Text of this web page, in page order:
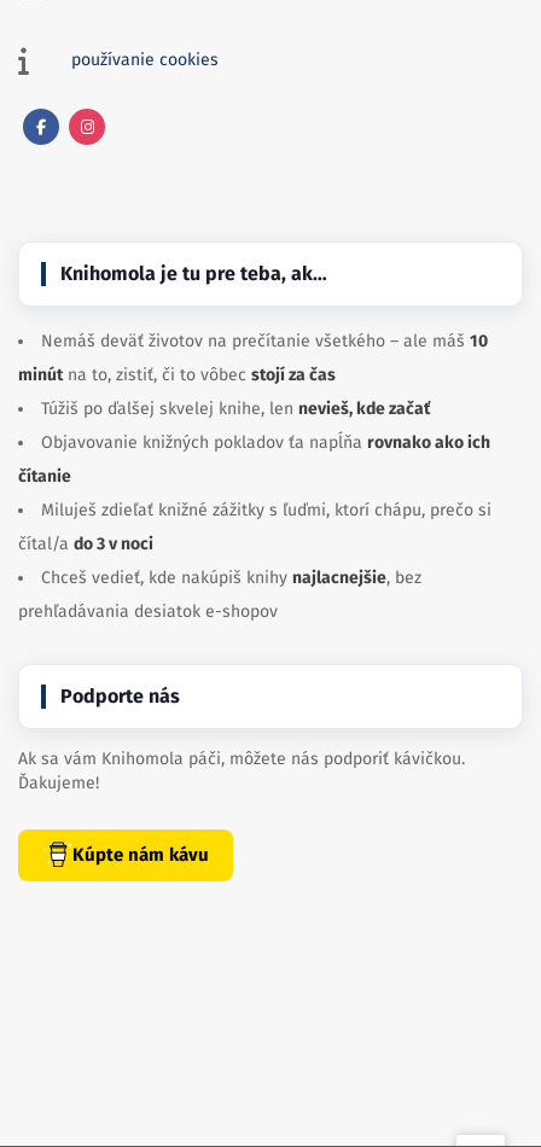
používanie cookies
Knihomola je tu pre teba, ak…
Nemáš deväť životov na prečítanie všetkého – ale máš 10
minútna to, zistiť, či to vôbec stojí za čas
Túžiš po ďalšej skvelej knihe, len nevieš, kde začať
Objavovanie knižných pokladov ťa napĺňa rovnako ako ich
čítanie
Miluješ zdieľať knižné zážitky s ľuďmi, ktorí chápu, prečo si
čítal/a do 3 v noci
Chceš vedieť, kde nakúpiš knihy najlacnejšie, bez
prehľadávania desiatok e-shopov
Podporte nás
Ak sa vám Knihomola páči, môžete nás podporiť kávičkou.
Ďakujeme!
Kúpte nám kávu